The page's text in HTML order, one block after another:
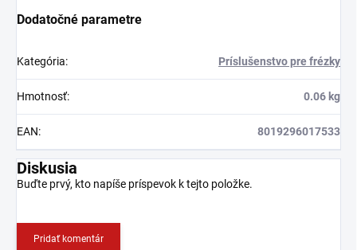
Dodatočné parametre
Kategória: Príslušenstvo pre frézky
Hmotnosť: 0.06 kg
EAN: 8019296017533
Diskusia
Buďte prvý, kto napíše príspevok k tejto položke.
Pridať komentár